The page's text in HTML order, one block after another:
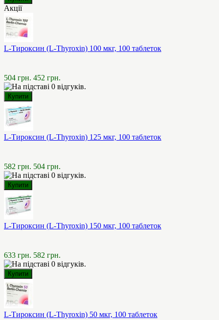
Акції
L-Тироксин (L-Thyroxin) 100 мкг, 100 таблеток
504 грн. 452 грн.
L-Тироксин (L-Thyroxin) 125 мкг, 100 таблеток
582 грн. 504 грн.
L-Тироксин (L-Thyroxin) 150 мкг, 100 таблеток
633 грн. 582 грн.
L-Тироксин (L-Thyroxin) 50 мкг, 100 таблеток